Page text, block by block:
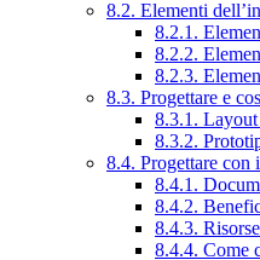
8.2. Elementi
8.2.1.
8.2.2.
8.2.3.
8.3. Progettare e
8.3.1.
8.3.2.
8.4. Progettare con
8.4.1.
8.4.2.
8.4.3.
8.4.4. Come